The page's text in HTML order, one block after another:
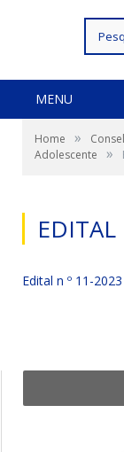
por:
MENU
Home »
Adolescente
»
Edital n º 11-